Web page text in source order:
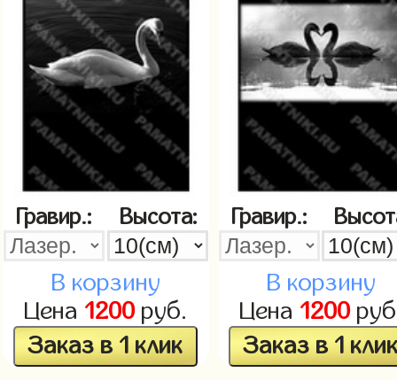
Гравир.: Высота:
В корзину
Цена 1200руб.
Заказ в 1 клик
Гравир.:
В корзину
Цена 1200
Заказ в 1